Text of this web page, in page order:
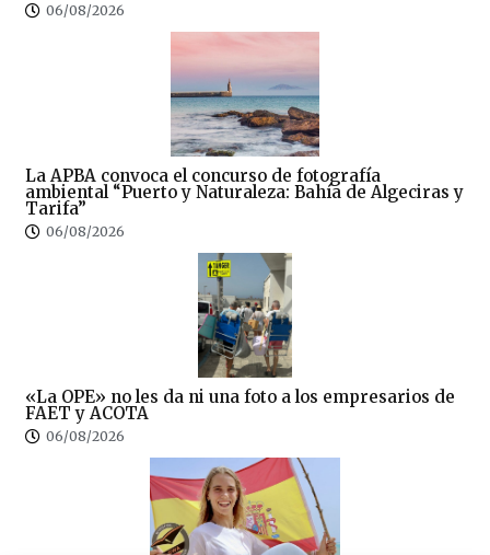
06/08/2026
La APBA convoca el concurso de fotografía
ambiental “Puerto y Naturaleza: Bahía de Algeciras y
Tarifa”
06/08/2026
«La OPE» no les da ni una foto a los empresarios de
FAET y ACOTA
06/08/2026